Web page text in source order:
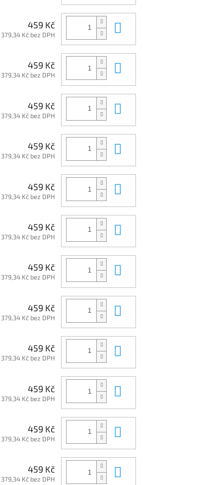
459 Kč
379,34 Kč bez DPH
459 Kč
379,34 Kč bez DPH
459 Kč
379,34 Kč bez DPH
459 Kč
379,34 Kč bez DPH
459 Kč
379,34 Kč bez DPH
459 Kč
379,34 Kč bez DPH
459 Kč
379,34 Kč bez DPH
459 Kč
379,34 Kč bez DPH
459 Kč
379,34 Kč bez DPH
459 Kč
379,34 Kč bez DPH
459 Kč
379,34 Kč bez DPH
459 Kč
379,34 Kč bez DPH